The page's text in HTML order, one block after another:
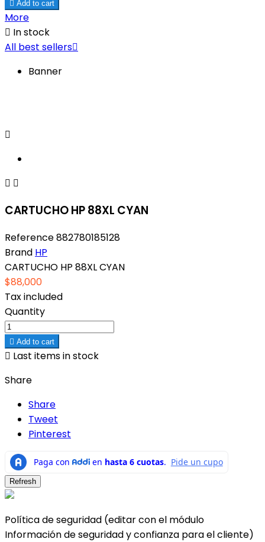
 Add to cart
More
 In stock
All best sellers
Banner

 
CARTUCHO HP 88XL CYAN
Reference882780185128
Brand HP
CARTUCHO HP 88XL CYAN
$88,000
Tax included
Quantity
 Add to cart
 Last items in stock
Share
Share
Tweet
Pinterest
Política de seguridad (editar con el módulo
Información de seguridad y confianza para el cliente)